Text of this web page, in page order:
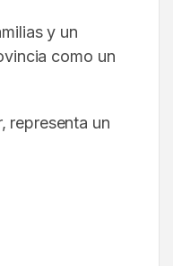
y un
como un
representa un